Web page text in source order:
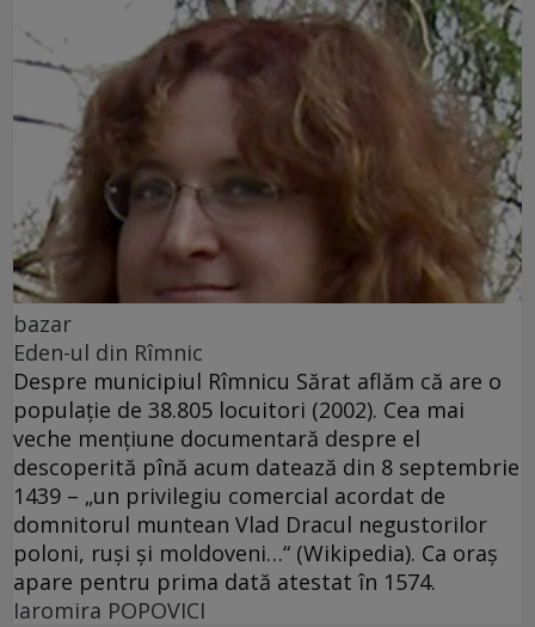
bazar
Eden-ul din Rîmnic
Despre municipiul Rîmnicu Sărat aflăm că are o
populaţie de 38.805 locuitori (2002). Cea mai
veche menţiune documentară despre el
descoperită pînă acum datează din 8 septembrie
1439 – „un privilegiu comercial acordat de
domnitorul muntean Vlad Dracul negustorilor
poloni, ruşi şi moldoveni…“ (Wikipedia). Ca oraş
apare pentru prima dată atestat în 1574.
Iaromira POPOVICI